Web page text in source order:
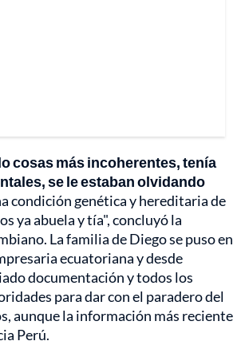
cosas más incoherentes, tenía
se le estaban olvidando
condición genética y hereditaria de
ya abuela y tía", concluyó la
La familia de Diego se puso en
ecuatoriana y desde
documentación y todos los
para dar con el paradero del
aunque la información más reciente
Perú.